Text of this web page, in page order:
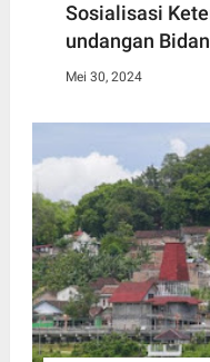
Sosialisasi
undangan
Mei 30, 2024